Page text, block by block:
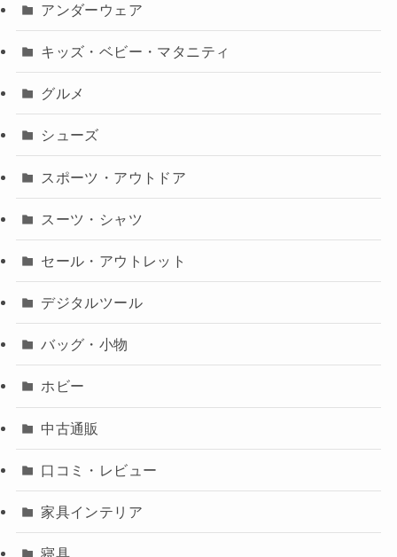
アンダーウェア
キッズ・ベビー・マタニティ
グルメ
シューズ
スポーツ・アウトドア
スーツ・シャツ
セール・アウトレット
デジタルツール
バッグ・小物
ホビー
中古通販
口コミ・レビュー
家具インテリア
寝具